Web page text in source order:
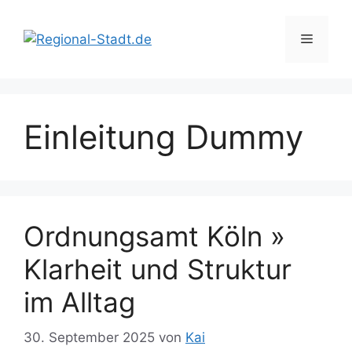
Inhalt
springen
Menü
Einleitung Dummy
Ordnungsamt Köln »
Klarheit und Struktur
im Alltag
30. September 2025 von Kai